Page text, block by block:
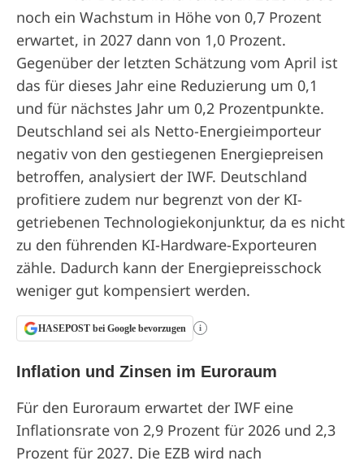
noch ein Wachstum in Höhe von 0,7 Prozent
erwartet, in 2027 dann von 1,0 Prozent.
Gegenüber der letzten Schätzung vom April ist
das für dieses Jahr eine Reduzierung um 0,1
und für nächstes Jahr um 0,2 Prozentpunkte.
Deutschland sei als Netto-Energieimporteur
negativ von den gestiegenen Energiepreisen
betroffen, analysiert der IWF. Deutschland
profitiere zudem nur begrenzt von der KI-
getriebenen Technologiekonjunktur, da es nicht
zu den führenden KI-Hardware-Exporteuren
zähle. Dadurch kann der Energiepreisschock
weniger gut kompensiert werden.
HASEPOST bei Google bevorzugen i
Inflation und Zinsen im Euroraum
Für den Euroraum erwartet der IWF eine
Inflationsrate von 2,9 Prozent für 2026 und 2,3
Prozent für 2027. Die EZB wird nach